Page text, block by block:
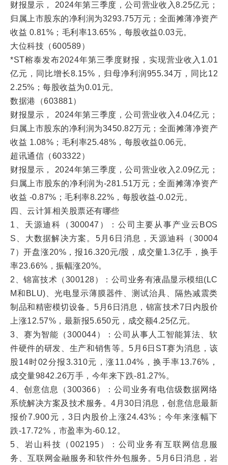
财报显示， 2024年第三季度，公司营业收入8.25亿元；
归属上市股东的净利润为3293.75万元；全面摊薄净资产
收益 0.81%；毛利率13.65%，每股收益0.03元。
大位科技（600589）
*ST榕泰发布2024年第三季度财报，实现营业收入1.01
亿元，同比增长8.15%，归母净利润955.34万，同比12
2.25%；每股收益为0.01元。
数据港（603881）
财报显示， 2024年第三季度，公司营业收入4.04亿元；
归属上市股东的净利润为3450.82万元；全面摊薄净资产
收益 1.08%；毛利率25.48%，每股收益0.06元。
超讯通信（603322）
财报显示， 2024年第三季度，公司营业收入2.09亿元；
归属上市股东的净利润为-281.51万元；全面摊薄净资产
收益 -0.87%；毛利率8.22%，每股收益-0.02元。
四、云计算相关股票还有哪些
1、天源迪科（300047）：公司主要从事产业云BOS
S、大数据解决方案。5月6日消息，天源迪科（30004
7）开盘涨20%，报16.320元/股，成交量1.3亿手，换手
率23.66%，振幅涨20%。
2、锦富技术（300128）：公司业务有液晶显示模组(LC
M和BLU)、光电显示薄膜器件、测试治具、隔热减震类
制品和精密模切设备。5月6日消息，锦富技术7日内股价
上涨12.57%，最新报5.650元，成交额4.25亿元。
3、赛为智能（300044）：公司从事人工智能算法、软
件硬件的研发、生产和销售等。5月6日ST赛为消息，该
股14时02分报3.310元，涨11.04%，换手率13.76%，
成交量9842.26万手，今年来下跌-81.27%。
4、创意信息（300366）：公司业务有电信级数据网络
系统解决方案及技术服务。4月30日消息，创意信息最新
报价7.900元，3日内股价上涨24.43%；今年来涨幅下
跌-17.72%，市盈率为-60.12。
5、岩山科技（002195）：公司业务有互联网信息服
务、互联网金融服务和软件外包服务。5月6日消息，岩